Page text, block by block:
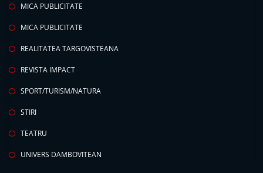
MICA PUBLICITATE
MICA PUBLICITATE
REALITATEA TARGOVISTEANA
REVISTA IMPACT
SPORT/TURISM/NATURA
STIRI
TEATRU
UNIVERS DAMBOVITEAN